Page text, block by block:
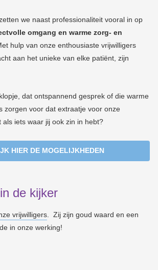
we naast professionaliteit vooral in op
omgang en warme zorg- en
hulp van onze enthousiaste vrijwilligers
aan het unieke van elke patiënt, zijn
dat ontspannend gesprek of die warme
zorgen voor dat extraatje voor onze
als iets waar jij ook zin in hebt?
HIER DE MOGELIJKHEDEN
de kijker
vrijwilligers
Zij zijn goud waard en een
in onze werking!